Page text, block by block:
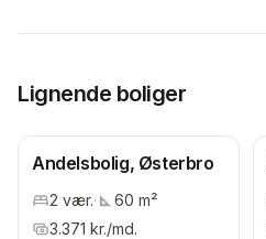
Lignende boliger
Andelsbolig, Østerbro
2 vær.· 60 m²
3.371 kr./md.